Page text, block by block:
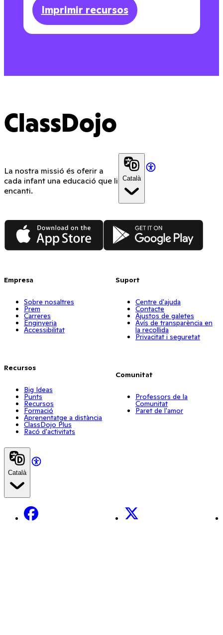
Imprimir recursos
ClassDojo
La nostra missió és oferir a
cada infant una educació que li
encanti.
Català
App Store Google Play
Empresa
Sobre nosaltres
Prem
Carreres
Enginyeria
Accessibilitat
Recursos
Big Ideas
Punts
Recursos
Formació
Aprenentatge a distància
ClassDojo Plus
Racó d'activitats
Suport
Centre d'ajuda
Contacte
Ajustos de galetes
Avís de transparència en
la recollida
Privacitat i seguretat
Comunitat
Professors de la
Comunitat
Paret de l'amor
Català
Facebook X